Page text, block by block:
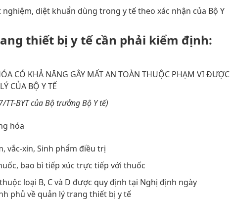
diệt khuẩn dùng trong y tế theo xác nhận của Bộ Y
thiết bị y tế cần phải kiểm định:
CÓ KHẢ NĂNG GÂY MẤT AN TOÀN THUỘC PHẠM VI ĐƯỢC
CỦA BỘ Y TẾ
BYT của Bộ trưởng Bộ Y tế)
hóa
vắc-xin, Sinh phẩm điều trị
bao bì tiếp xúc trực tiếp với thuốc
loại B, C và D được quy định tại Nghị định ngày
phủ về quản lý trang thiết bị y tế